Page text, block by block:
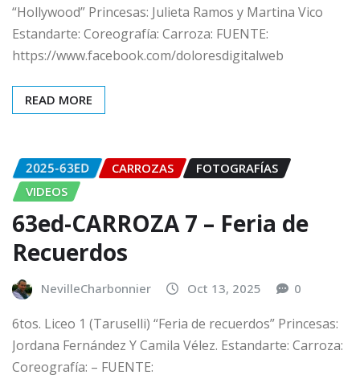
“Hollywood” Princesas: Julieta Ramos y Martina Vico
Estandarte: Coreografía: Carroza: FUENTE:
https://www.facebook.com/doloresdigitalweb
READ MORE
2025-63ED CARROZAS
FOTOGRAFÍAS
VIDEOS
63ed-CARROZA 7 – Feria de
Recuerdos
NevilleCharbonnier Oct 13, 2025 0
6tos. Liceo 1 (Taruselli) “Feria de recuerdos” Princesas:
Jordana Fernández Y Camila Vélez. Estandarte: Carroza:
Coreografía: – FUENTE: